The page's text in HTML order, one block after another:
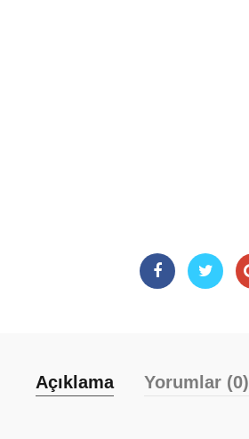
Açıklama Yorumlar (0)